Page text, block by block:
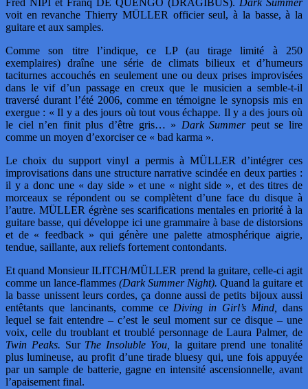
Fred NIPI et Franq DE QUENGO (DRAGIBUS). Dark Summer
voit en revanche Thierry MÜLLER officier seul, à la basse, à la
guitare et aux samples.
Comme son titre l’indique, ce LP (au tirage limité à 250
exemplaires) draîne une série de climats bilieux et d’humeurs
taciturnes accouchés en seulement une ou deux prises improvisées
dans le vif d’un passage en creux que le musicien a semble-t-il
traversé durant l’été 2006, comme en témoigne le synopsis mis en
exergue : « Il y a des jours où tout vous échappe. Il y a des jours où
le ciel n’en finit plus d’être gris… » Dark Summerpeut se lire
comme un moyen d’exorciser ce « bad karma ».
Le choix du support vinyl a permis à MÜLLER d’intégrer ces
improvisations dans une structure narrative scindée en deux parties :
il y a donc une « day side » et une « night side », et des titres de
morceaux se répondent ou se complètent d’une face du disque à
l’autre. MÜLLER égrène ses scarifications mentales en priorité à la
guitare basse, qui développe ici une grammaire à base de distorsions
et de « feedback » qui génère une palette atmosphérique aigrie,
tendue, saillante, aux reliefs fortement contondants.
Et quand Monsieur ILITCH/MÜLLER prend la guitare, celle-ci agit
comme un lance-flammes (Dark Summer Night). Quand la guitare et
la basse unissent leurs cordes, ça donne aussi de petits bijoux aussi
entêtants que lancinants, comme ce Diving in Girl’s Mind,
dans
lequel se fait entendre – c’est le seul moment sur ce disque – une
voix, celle du troublant et troublé personnage de Laura Palmer, de
Twin Peaks. Sur The Insoluble You,
la guitare prend une tonalité
plus lumineuse, au profit d’une tirade bluesy qui, une fois appuyée
par un sample de batterie, gagne en intensité ascensionnelle, avant
l’apaisement final.